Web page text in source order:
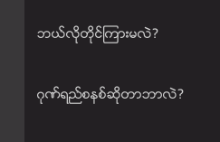
ဘယ္လိုတိုင္ၾကားမလဲ?
ဂုဏ္ရည္စနစ္ဆိုတာဘာလဲ?